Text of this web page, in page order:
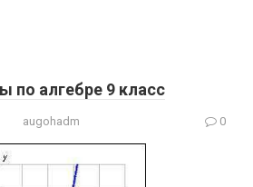
по алгебре 9 класс
augohadm 0